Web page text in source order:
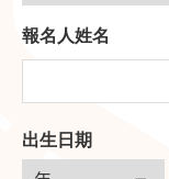
報名人姓名
出生日期